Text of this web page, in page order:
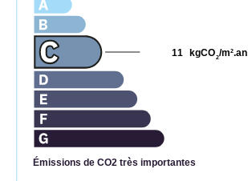
Émissions de CO2 très importantes
kgCO2/m2.an
11